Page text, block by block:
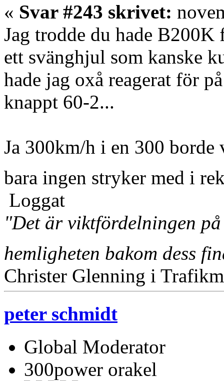
« Svar #243 skrivet:
Jag trodde du hade
ett svänghjul som kanske
hade jag oxå reagerat för
knappt 60-2...
Ja 300km/h i en 300
bara ingen stryker med i
Loggat
"Det är viktfördelningen
hemligheten bakom dess
Christer Glenning i
peter schmidt
Global Moderator
300power orakel